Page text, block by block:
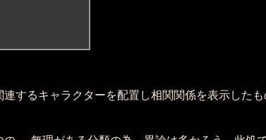
するキャラクターを配置し相関関係を表示した